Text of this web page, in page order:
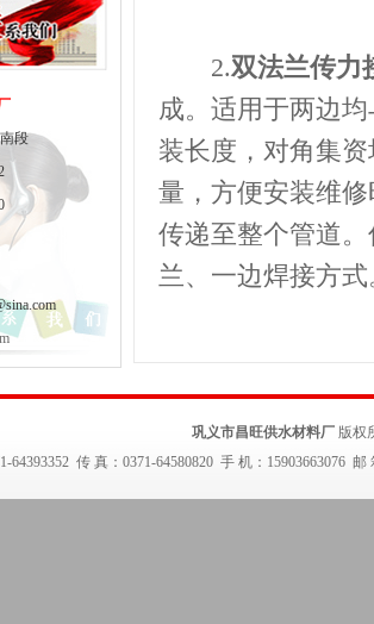
段
2.双法兰传力
成。适用于两边
装长度，对角集
量，方便安装维
传递至整个管道
兰、一边焊接方式
巩义市昌旺供水材料厂 版权
64393352 传 真：0371-64580820 手 机：15903663076